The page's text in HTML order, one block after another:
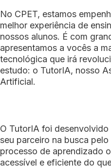
No CPET, estamos
melhor experiência de
nossos alunos. É com
apresentamos a vocês a
tecnológica que irá
estudo: o TutorIA, nosso
Artificial.
O TutorIA foi
seu parceiro na busca
processo de aprendizado
acessível e eficiente do